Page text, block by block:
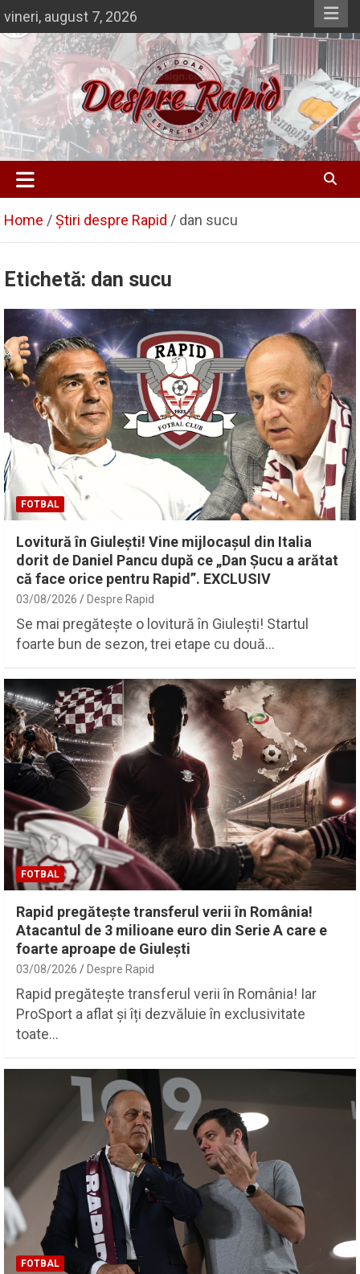
to
content
vineri, august 7, 2026
Despre Rapid
Si doar … despre Rapid
Home Știri despre Rapid dan sucu
Etichetă: dan sucu
FOTBAL
Lovitură în Giulești! Vine mijlocașul din Italia
dorit de Daniel Pancu după ce „Dan Șucu a arătat
că face orice pentru Rapid”. EXCLUSIV
03/08/2026 Despre Rapid
Se mai pregătește o lovitură în Giulești! Startul
foarte bun de sezon, trei etape cu două…
FOTBAL
Rapid pregătește transferul verii în România!
Atacantul de 3 milioane euro din Serie A care e
foarte aproape de Giulești
03/08/2026 Despre Rapid
Rapid pregătește transferul verii în România! Iar
ProSport a aflat și îți dezvăluie în exclusivitate
toate…
FOTBAL